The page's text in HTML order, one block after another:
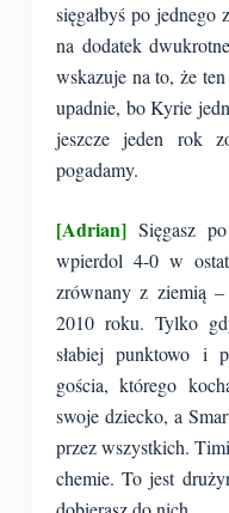
sięgałbyś po
na dodatek
wskazuje na to, że
upadnie, bo Kyrie
jeszcze jeden rok
pogadamy.
[Adrian] Sięgasz
wpierdol 4-0 w
zrównany z ziemią
2010 roku. Tylko
słabiej punktowo i
gościa, którego
swoje dziecko, a
przez wszystkich.
chemie. To jest